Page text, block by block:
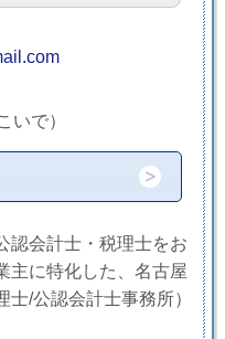
いで）
認会計士・税理士をお
主に特化した、名古屋
/公認会計士事務所）